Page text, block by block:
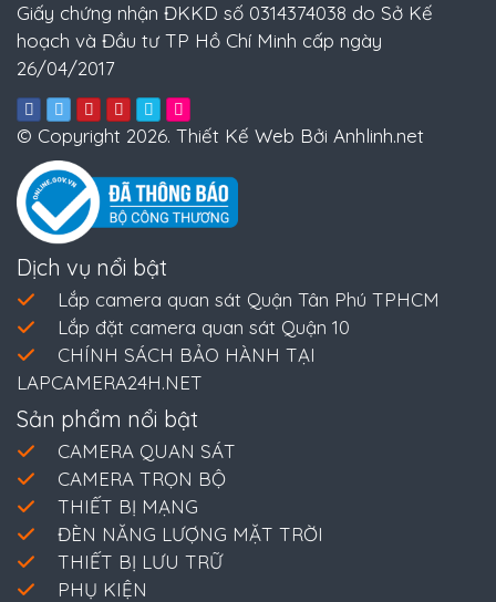
Giấy chứng nhận ĐKKD số 0314374038 do Sở Kế
hoạch và Đầu tư TP Hồ Chí Minh cấp ngày
26/04/2017
© Copyright 2026. Thiết Kế Web Bởi Anhlinh.net
Dịch vụ nổi bật
Lắp camera quan sát Quận Tân Phú TPHCM
Lắp đặt camera quan sát Quận 10
CHÍNH SÁCH BẢO HÀNH TẠI
LAPCAMERA24H.NET
Sản phẩm nổi bật
CAMERA QUAN SÁT
CAMERA TRỌN BỘ
THIẾT BỊ MẠNG
ĐÈN NĂNG LƯỢNG MẶT TRỜI
THIẾT BỊ LƯU TRỮ
PHỤ KIỆN